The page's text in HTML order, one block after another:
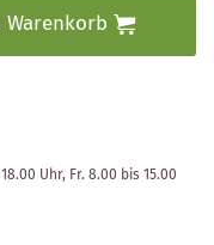
Uhr, Fr. 8.00 bis 15.00